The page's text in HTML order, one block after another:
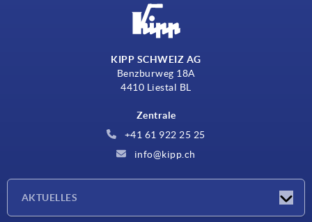
KIPP SCHWEIZ AG
Benzburweg 18A
4410 Liestal BL
Zentrale
+41 61 922 25 25
info@kipp.ch
AKTUELLES